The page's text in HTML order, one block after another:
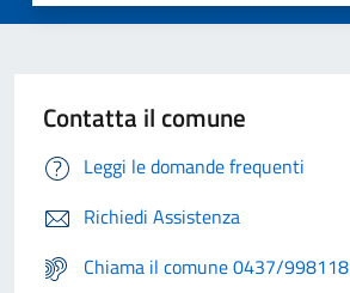
Contatta il comune
Leggi le domande frequenti
Richiedi Assistenza
Chiama il comune 0437/998118